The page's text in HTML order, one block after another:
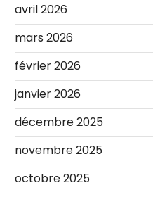
avril 2026
mars 2026
février 2026
janvier 2026
décembre 2025
novembre 2025
octobre 2025